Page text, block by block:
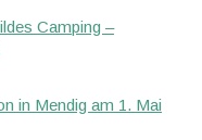
Camping –
in Mendig am 1. Mai